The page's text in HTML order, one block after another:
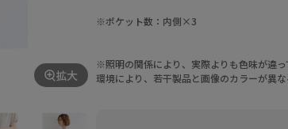
拡大
※ポケット数：内側×3
※照明の関係により、実際よりも色味が違
環境により、若干製品と画像のカラーが異な